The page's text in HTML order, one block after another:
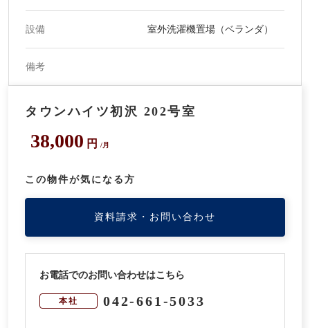
設備 室外洗濯機置場（ベランダ）
備考
タウンハイツ初沢 202号室
38,000 円 /月
この物件が気になる方
資料請求・お問い合わせ
お電話でのお問い合わせはこちら
本社 042-661-5033